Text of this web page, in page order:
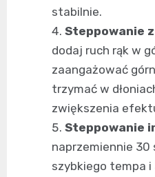
stabilnie.
Steppowanie
dodaj ruch rąk w
zaangażować
trzymać w
zwiększenia
Steppowanie
naprzemiennie 30
szybkiego tempa